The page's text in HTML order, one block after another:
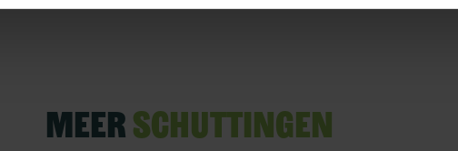
Meer schuttingen